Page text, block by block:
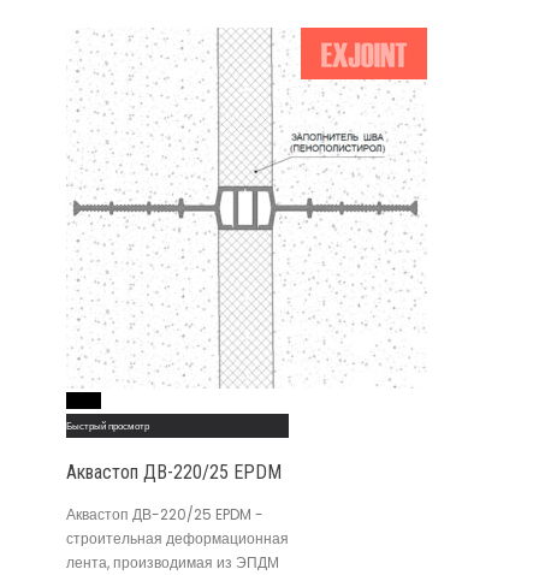
Быстрый просмотр
Аквастоп ДВ-220/25 EPDM
Аквастоп ДВ-220/25 EPDM -
строительная деформационная
лента, производимая из ЭПДМ